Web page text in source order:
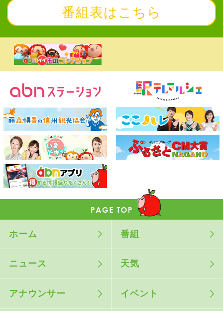
番組表はこちら
ホーム 番組
ニュース 天気
アナウンサー イベント